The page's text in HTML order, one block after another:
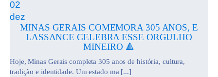
02
dez
MINAS GERAIS COMEMORA 305 ANOS, E
LASSANCE CELEBRA ESSE ORGULHO
MINEIRO 🔺
Hoje, Minas Gerais completa 305 anos de história, cultura,
tradição e identidade. Um estado ma [...]